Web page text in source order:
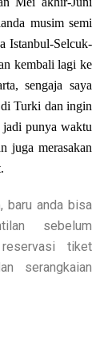
musim semi
Istanbul-Selcuk-
kembali lagi ke
sengaja saya
Turki dan ingin
jadi punya waktu
juga merasakan
.
baru anda bisa
sebelum
reservasi tiket
serangkaian